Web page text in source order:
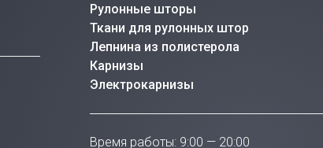
Рулонные шторы
Ткани для рулонных штор
Лепнина из полистерола
Карнизы
Электрокарнизы
Время работы: 9:00 — 20:00